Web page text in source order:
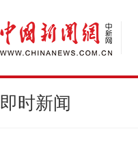
即时新闻